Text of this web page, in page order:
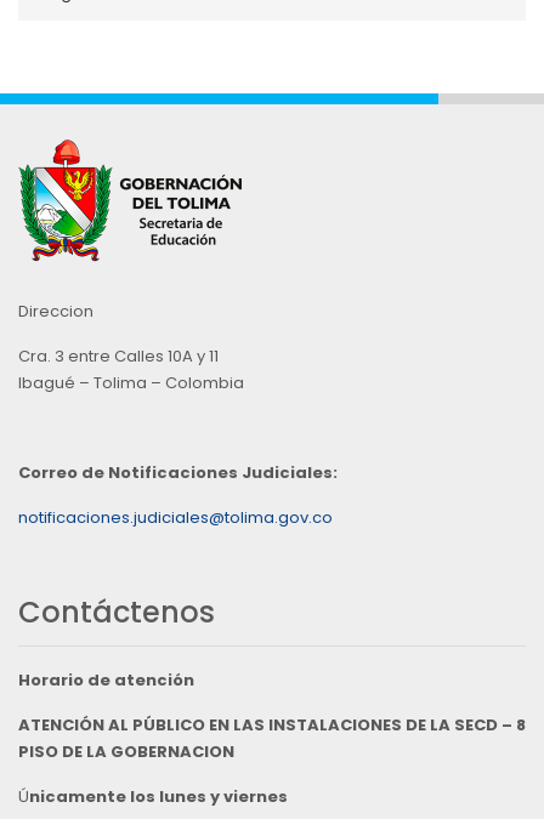
Direccion
Cra. 3 entre Calles 10A y 11
Ibagué – Tolima – Colombia
Correo de Notificaciones Judiciales:
notificaciones.judiciales@tolima.gov.co
Contáctenos
Horario de atención
ATENCIÓN AL PÚBLICO EN LAS INSTALACIONES DE LA SECD – 8
PISO DE LA GOBERNACION
Únicamente los lunes y viernes